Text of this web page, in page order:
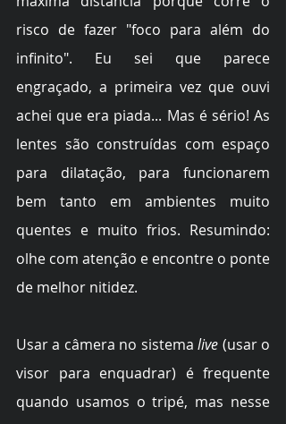
risco de fazer "foco para além do
infinito". Eu sei que parece
engraçado, a primeira vez que ouvi
achei que era piada... Mas é sério! As
lentes são construídas com espaço
para dilatação, para funcionarem
bem tanto em ambientes muito
quentes e muito frios. Resumindo:
olhe com atenção e encontre o ponte
de melhor nitidez.
Usar a câmera no sistema live (usar o
visor para enquadrar) é frequente
quando usamos o tripé, mas nesse